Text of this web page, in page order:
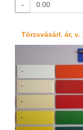
-
Törzsvásárl. ár,